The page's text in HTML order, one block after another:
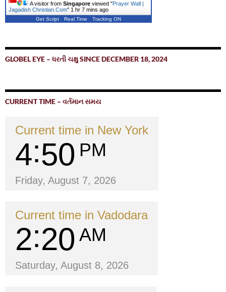
A visitor from Singapore viewed "Prayer Wall |
Jagadish Christian.Com" 1 hr 7 mins ago
Get Script Real Time Tracking ON
GLOBEL EYE – ધરતી ચક્ષુ SINCE DECEMBER 18, 2024
CURRENT TIME – વર્તમાન સમય
Current time in New York
4 50 PM
Friday, August 7, 2026
Current time in Vadodara
2 20 AM
Saturday, August 8, 2026